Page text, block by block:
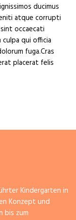
ducimus
atque corrupti
occaecati
qui officia
fuga.Cras
placerat felis
Kindergarten in
Konzept und
bis zum